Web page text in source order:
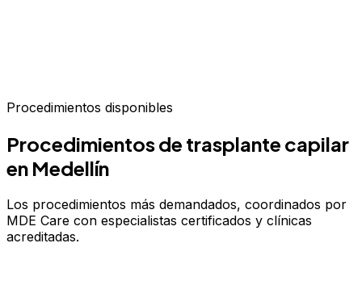
Procedimientos disponibles
Procedimientos de trasplante capilar
en Medellín
Los procedimientos más demandados, coordinados por
MDE Care con especialistas certificados y clínicas
acreditadas.